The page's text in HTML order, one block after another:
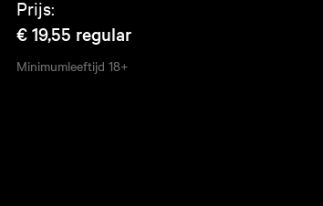
Prijs:
€ 19,55 regular
Minimumleeftijd 18+